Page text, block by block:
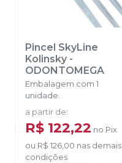
Pincel SkyLine
Kolinsky -
ODONTOMEGA
Embalagem com 1
unidade.
a partir de:
R$ 122,22 no Pix
ou R$ 126,00 nas demais
condições